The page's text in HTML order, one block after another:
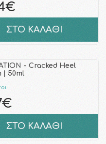
ΣΤΟ ΚΑΛΑΘΙ
- Cracked Heel
| 50ml
ΣΤΟ ΚΑΛΑΘΙ